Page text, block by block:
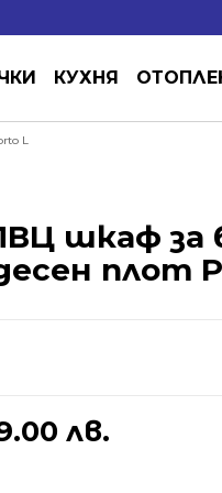
КУХНЯ
L
шкаф за
плот
лв.